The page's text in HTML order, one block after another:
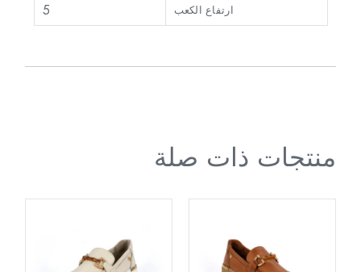
ارتفاع الكعب 5
منتجات ذات صلة